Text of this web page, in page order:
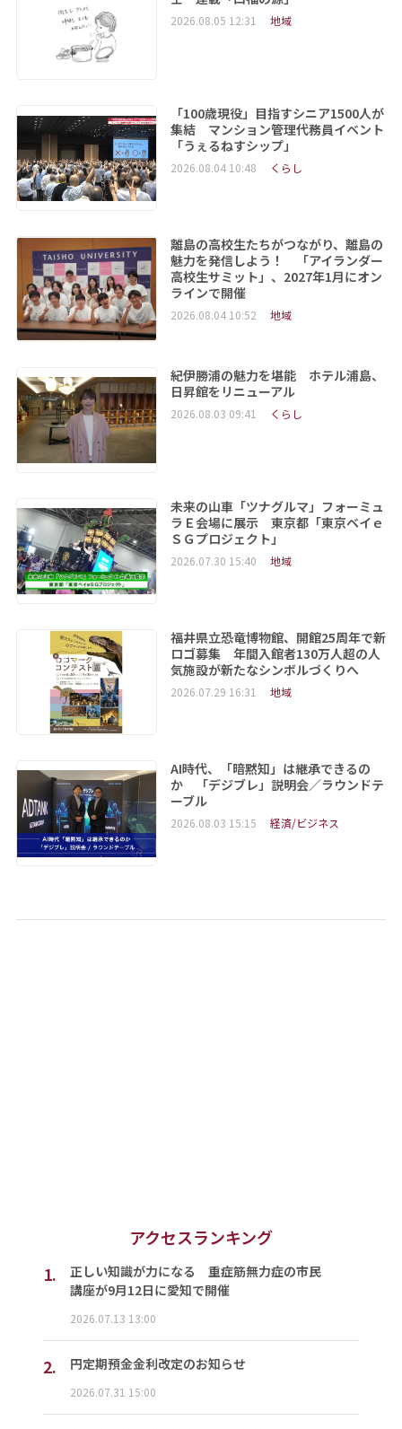
2026.08.05 12:31 地域
「100歳現役」目指すシニア1500人が
集結 マンション管理代務員イベント
「うぇるねすシップ」
2026.08.04 10:48 くらし
離島の高校生たちがつながり、離島の
魅力を発信しよう！ 「アイランダー
高校生サミット」、2027年1月にオン
ラインで開催
2026.08.04 10:52 地域
紀伊勝浦の魅力を堪能 ホテル浦島、
日昇館をリニューアル
2026.08.03 09:41 くらし
未来の山車「ツナグルマ」フォーミュ
ラＥ会場に展示 東京都「東京ベイｅ
ＳＧプロジェクト」
2026.07.30 15:40 地域
福井県立恐竜博物館、開館25周年で新
ロゴ募集 年間入館者130万人超の人
気施設が新たなシンボルづくりへ
2026.07.29 16:31 地域
AI時代、「暗黙知」は継承できるの
か 「デジブレ」説明会／ラウンドテ
ーブル
2026.08.03 15:15 経済/ビジネス
アクセスランキング
1.
正しい知識が力になる 重症筋無力症の市民
講座が9月12日に愛知で開催
2026.07.13 13:00
2. 円定期預金金利改定のお知らせ
2026.07.31 15:00